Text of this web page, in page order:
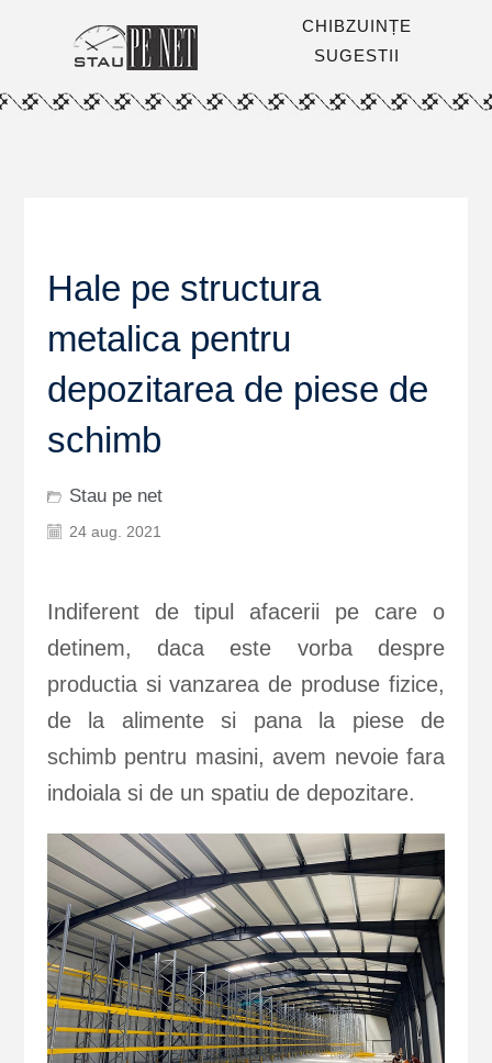
CHIBZUINȚE
SUGESTII
Hale pe structura
metalica pentru
depozitarea de piese de
schimb
Stau pe net
24 aug. 2021
Indiferent de tipul afacerii pe care o
detinem, daca este vorba despre
productia si vanzarea de produse fizice,
de la alimente si pana la piese de
schimb pentru masini, avem nevoie fara
indoiala si de un spatiu de depozitare.